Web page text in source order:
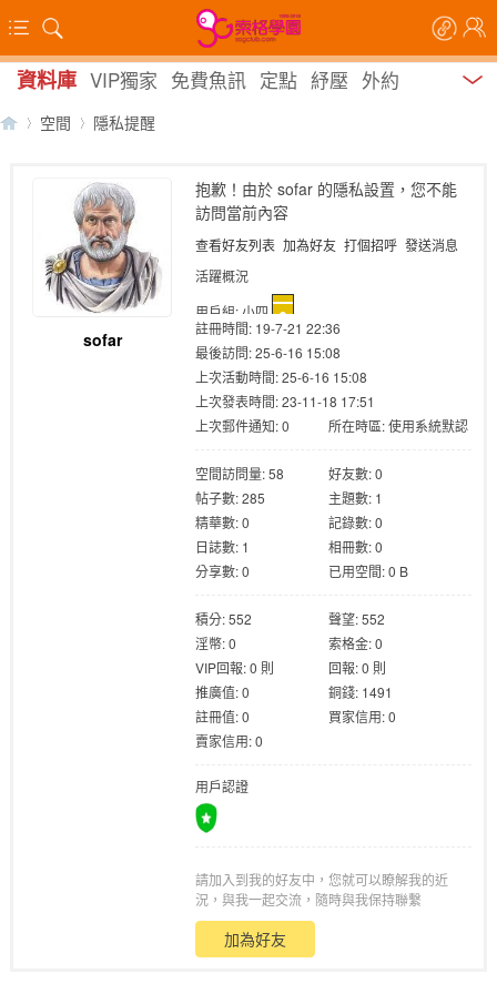
資料庫 VIP獨家 免費魚訊 定點 紓壓 外約
空間
›
隱私提醒
sofar
抱歉！由於 sofar 的隱私設置，您不能
訪問當前內容
查看好友列表 加為好友 打個招呼 發送消息
活躍概況
用戶組: 小四
註冊時間: 19-7-21 22:36
最後訪問: 25-6-16 15:08
上次活動時間: 25-6-16 15:08
上次發表時間: 23-11-18 17:51
上次郵件通知: 0
所在時區: 使用系統默認
空間訪問量: 58
好友數: 0
帖子數: 285
主題數: 1
精華數: 0
記錄數: 0
日誌數: 1
相冊數: 0
分享數: 0
已用空間: 0 B
積分: 552
聲望: 552
淫幣: 0
索格金: 0
VIP回報: 0 則
回報: 0 則
推廣值: 0
銅錢: 1491
註冊值: 0
買家信用: 0
賣家信用: 0
用戶認證
請加入到我的好友中，您就可以瞭解我的近
況，與我一起交流，隨時與我保持聯繫
加為好友